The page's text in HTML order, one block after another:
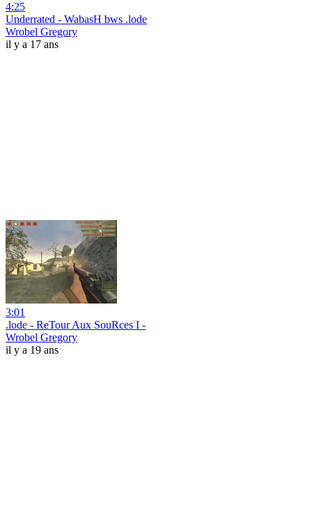
4:25
Underrated - WabasH bws .lode
Wrobel Gregory
il y a 17 ans
3:01
.lode - ReTour Aux SouRces I -
Wrobel Gregory
il y a 19 ans